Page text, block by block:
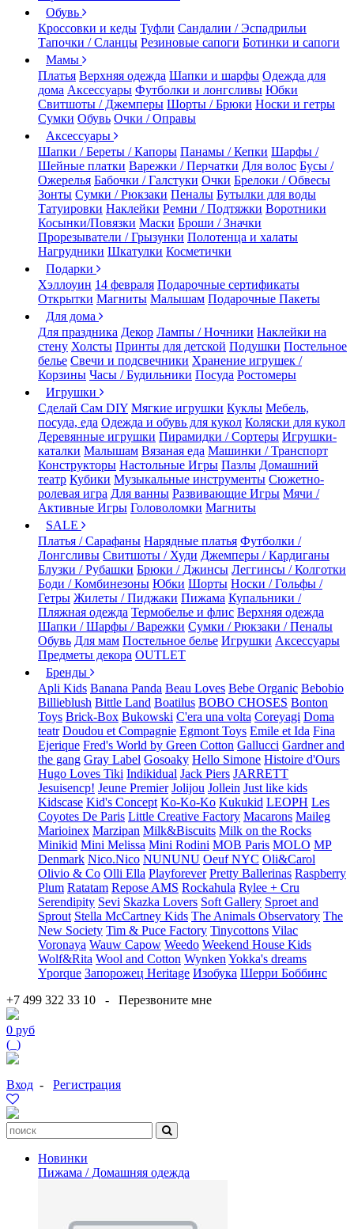
Обувь
Кроссовки и кеды Туфли Сандалии / Эспадрильи
Тапочки / Сланцы Резиновые сапоги Ботинки и сапоги
Мамы
Платья Верхняя одежда Шапки и шарфы Одежда для
дома Аксессуары Футболки и лонгсливы Юбки
Свитшоты / Джемперы Шорты / Брюки Носки и гетры
Сумки Обувь Очки / Оправы
Аксессуары
Шапки / Береты / Капоры Панамы / Кепки Шарфы /
Шейные платки Варежки / Перчатки Для волос Бусы /
Ожерелья Бабочки / Галстуки Очки Брелоки / Обвесы
Зонты Сумки / Рюкзаки Пеналы Бутылки для воды
Татуировки Наклейки Ремни / Подтяжки Воротники
Косынки/Повязки Маски Броши / Значки
Прорезыватели / Грызунки Полотенца и халаты
Нагрудники Шкатулки Косметички
Подарки
Хэллоуин 14 февраля Подарочные сертификаты
Открытки Магниты Малышам Подарочные Пакеты
Для дома
Для праздника Декор Лампы / Ночники Наклейки на
стену Холсты Принты для детской Подушки Постельное
белье Свечи и подсвечники Хранение игрушек /
Корзины Часы / Будильники Посуда Ростомеры
Игрушки
Сделай Сам DIY Мягкие игрушки Куклы Мебель,
посуда, еда Одежда и обувь для кукол Коляски для кукол
Деревянные игрушки Пирамидки / Сортеры Игрушки-
каталки Малышам Вязаная еда Машинки / Транспорт
Конструкторы Настольные Игры Пазлы Домашний
театр Кубики Музыкальные инструменты Сюжетно-
ролевая игра Для ванны Развивающие Игры Мячи /
Активные Игры Головоломки Магниты
SALE
Платья / Сарафаны Нарядные платья Футболки /
Лонгсливы Свитшоты / Худи Джемперы / Кардиганы
Блузки / Рубашки Брюки / Джинсы Леггинсы / Колготки
Боди / Комбинезоны Юбки Шорты Носки / Гольфы /
Гетры Жилеты / Пиджаки Пижама Купальники /
Пляжная одежда Термобелье и флис Верхняя одежда
Шапки / Шарфы / Варежки Сумки / Рюкзаки / Пеналы
Обувь Для мам Постельное белье Игрушки Аксессуары
Предметы декора OUTLET
Бренды
Apli Kids Banana Panda Beau Loves Bebe Organic Bebobio
Billieblush Bittle Land Boatilus BOBO CHOSES Bonton
Toys Brick-Box Bukowski C'era una volta Coreyagi Doma
teatr Doudou et Compagnie Egmont Toys Emile et Ida Fina
Ejerique Fred's World by Green Cotton Gallucci Gardner and
the gang Gray Label Gosoaky Hello Simone Histoire d'Ours
Hugo Loves Tiki Indikidual Jack Piers JARRETT
Jesuisencp! Jeune Premier Jolijou Jollein Just like kids
Kidscase Kid's Concept Ko-Ko-Ko Kukukid LEOPH Les
Coyotes De Paris Little Creative Factory Macarons Maileg
Marioinex Marzipan Milk&Biscuits Milk on the Rocks
Minikid Mini Melissa Mini Rodini MOB Paris MOLO MP
Denmark Nico.Nico NUNUNU Oeuf NYC Oli&Carol
Olivio & Co Olli Ella Playforever Pretty Ballerinas Raspberry
Plum Ratatam Repose AMS Rockahula Rylee + Cru
Serendipity Sevi Skazka Lovers Soft Gallery Sproet and
Sprout Stella McCartney Kids The Animals Observatory The
New Society Tim & Puce Factory Tinycottons Vilac
Voronaya Wauw Capow Weedo Weekend House Kids
Wolf&Rita Wool and Cotton Wynken Yokka's dreams
Yporque Запорожец Heritage Изобука Шерри Боббинс
+7 499 322 33 10 - Перезвоните мне
0 руб
( )
Вход - Регистрация
Новинки
Пижама / Домашняя одежда